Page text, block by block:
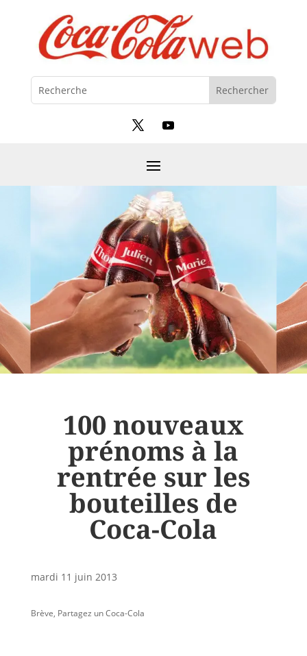
100 nouveaux
prénoms à la
rentrée sur les
bouteilles de
Coca-Cola
mardi 11 juin 2013
Brève, Partagez un Coca-Cola